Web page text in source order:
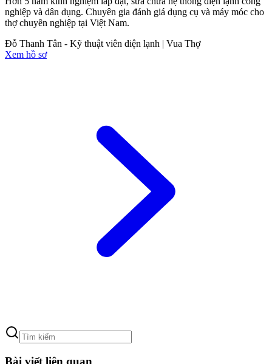
nghiệp và dân dụng. Chuyên gia đánh giá dụng cụ và máy móc cho
thợ chuyên nghiệp tại Việt Nam.
Đỗ Thanh Tân - Kỹ thuật viên điện lạnh | Vua Thợ
Xem hồ sơ
Bài viết liên quan